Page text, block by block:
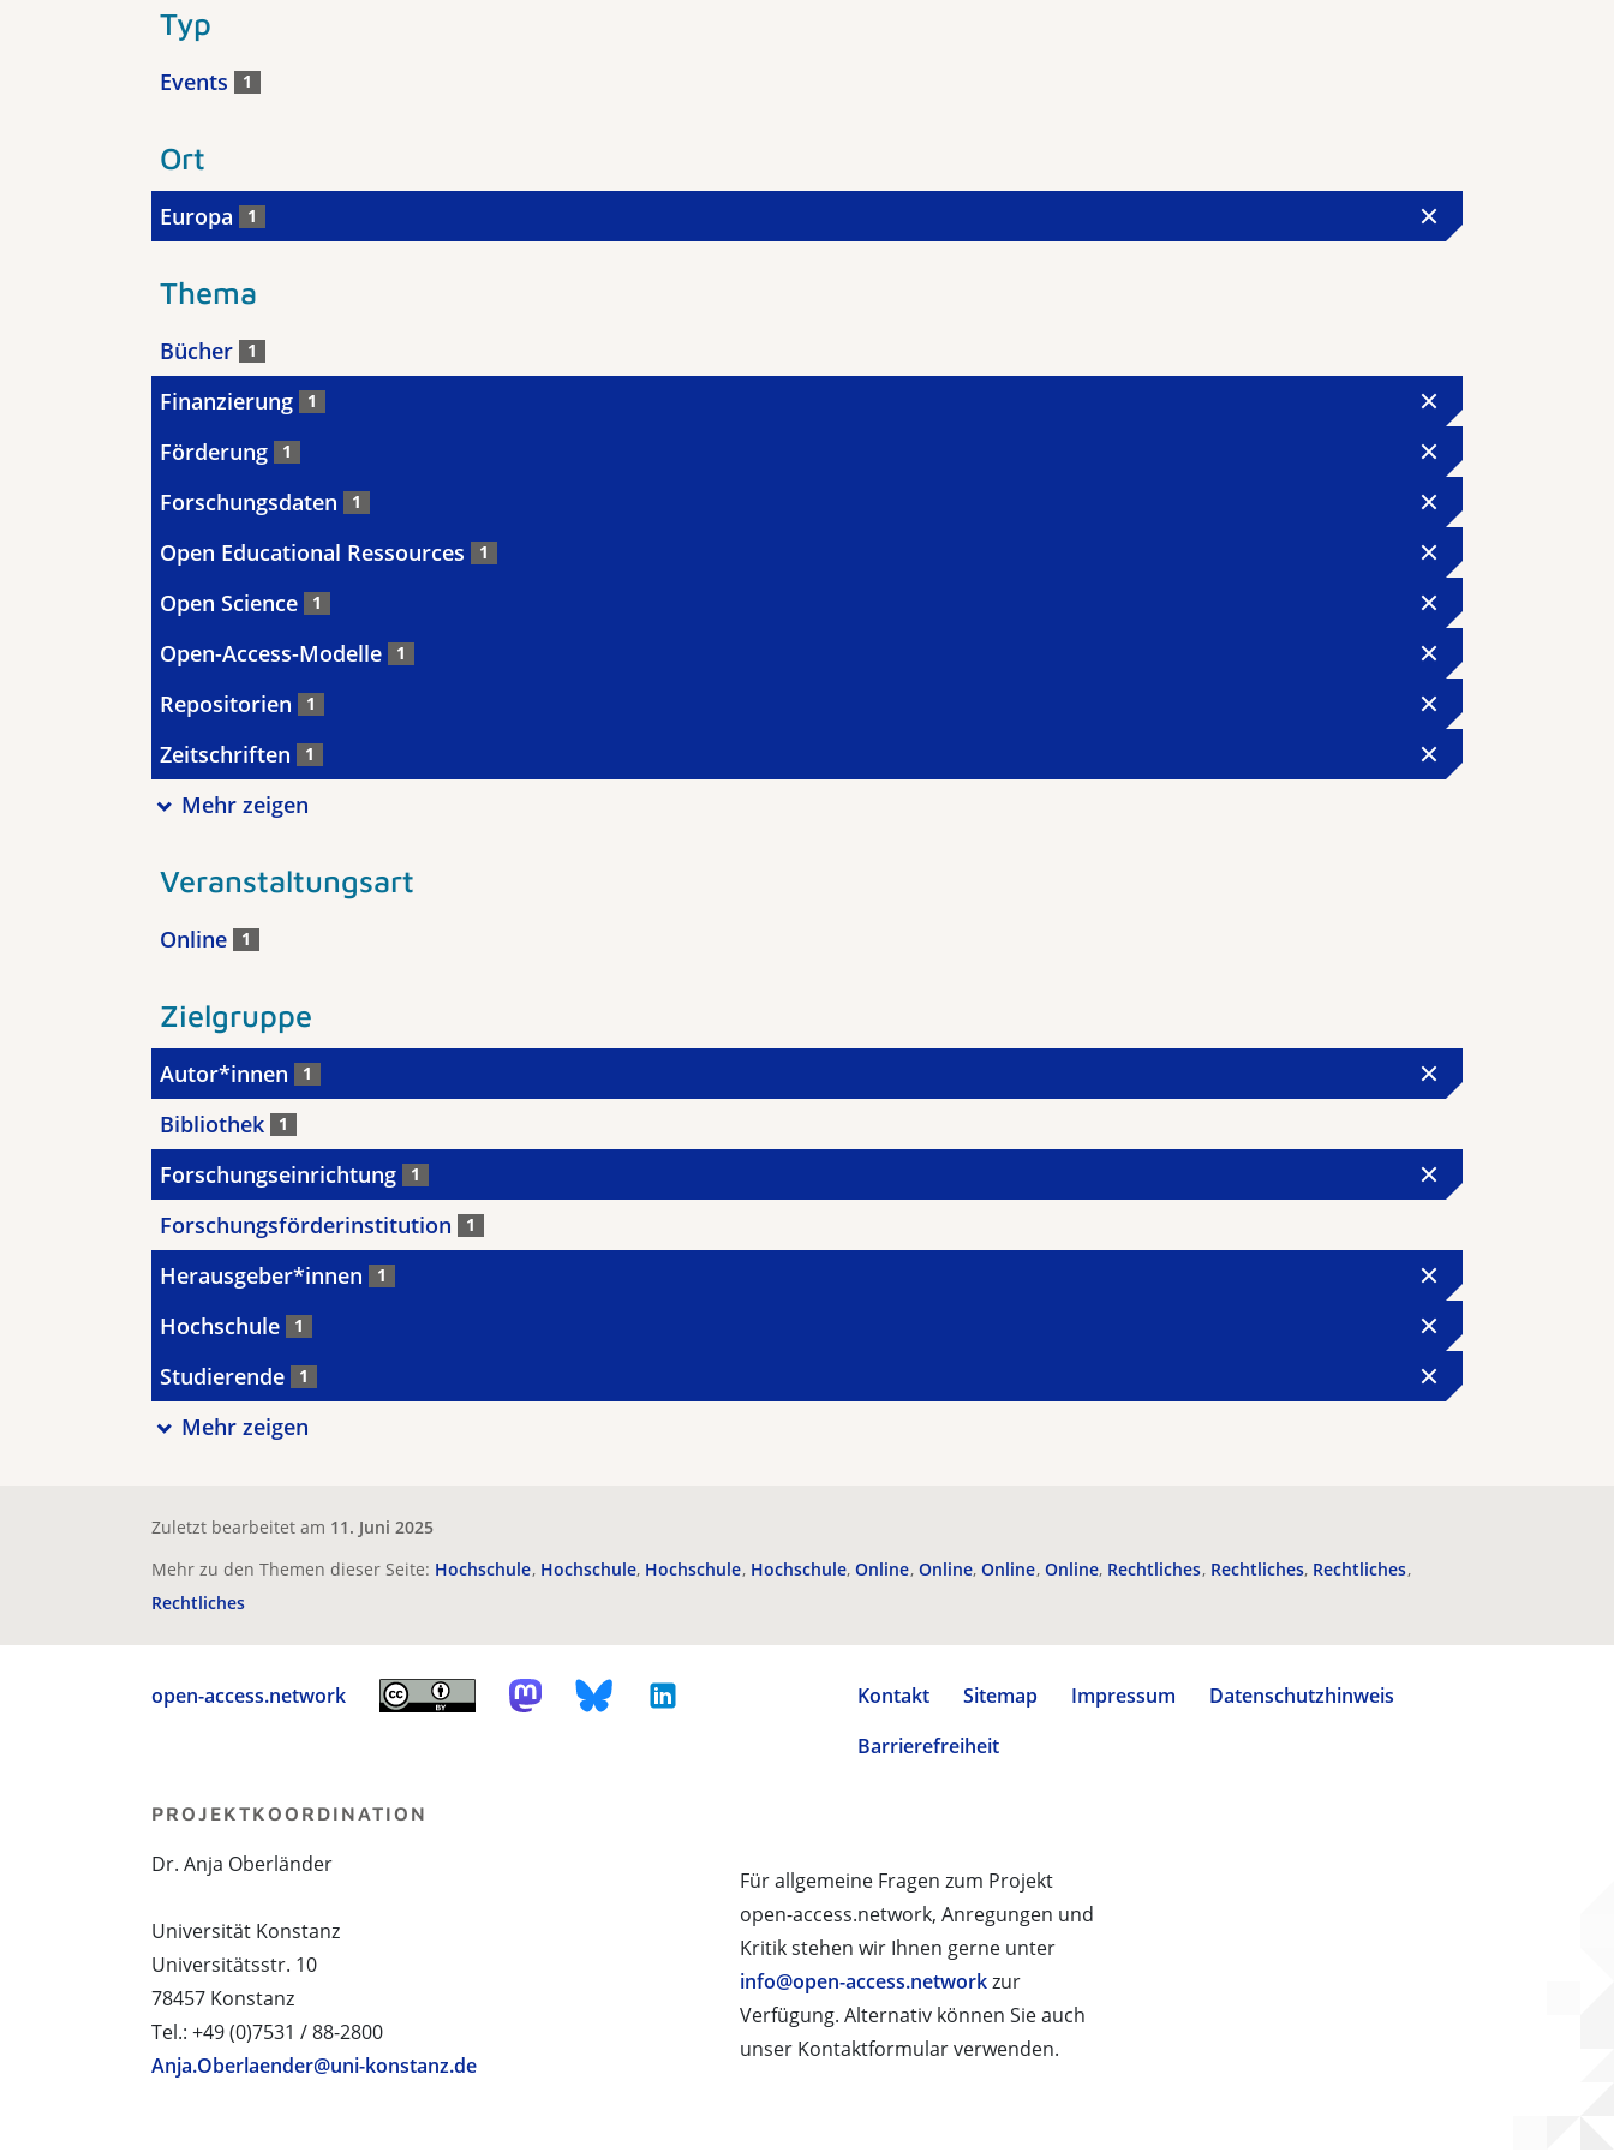
Typ
Events 1
Ort
Europa 1
Thema
Bücher 1
Finanzierung 1
Förderung 1
Forschungsdaten 1
Open Educational Ressources 1
Open Science 1
Open-Access-Modelle 1
Repositorien 1
Zeitschriften 1
Mehr zeigen
Veranstaltungsart
Online 1
Zielgruppe
Autor*innen 1
Bibliothek 1
Forschungseinrichtung 1
Forschungsförderinstitution 1
Herausgeber*innen 1
Hochschule 1
Studierende 1
Mehr zeigen
Zuletzt bearbeitet am 11. Juni 2025
Mehr zu den Themen dieser Seite: Hochschule Hochschule Hochschule Hochschule Online Online Online Online Rechtliches Rechtliches Rechtliches
Rechtliches
open-access.network Kontakt Sitemap Impressum
Datenschutzhinweis
Barrierefreiheit
Für allgemeine Fragen zum Projekt
open-access.network, Anregungen und
Kritik stehen wir Ihnen gerne unter
info@open-access.networkzur
Verfügung. Alternativ können Sie auch
unser Kontaktformular verwenden.
PROJEKTKOORDINATION
Dr. Anja Oberländer
Universität Konstanz
Universitätsstr. 10
78457 Konstanz
Tel.: +49 (0)7531 / 88-2800
Anja.Oberlaender@uni-konstanz.de